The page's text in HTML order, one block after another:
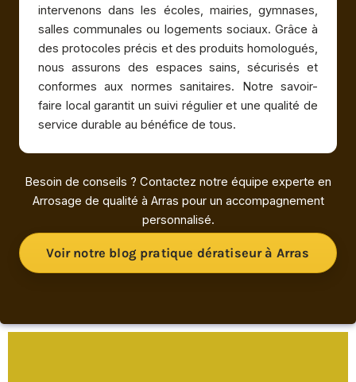
intervenons dans les écoles, mairies, gymnases,
salles communales ou logements sociaux. Grâce à
des protocoles précis et des produits homologués,
nous assurons des espaces sains, sécurisés et
conformes aux normes sanitaires. Notre savoir-
faire local garantit un suivi régulier et une qualité de
service durable au bénéfice de tous.
Besoin de conseils ? Contactez notre équipe experte en
Arrosage de qualité à Arras pour un accompagnement
personnalisé.
Voir notre blog pratique dératiseur à Arras